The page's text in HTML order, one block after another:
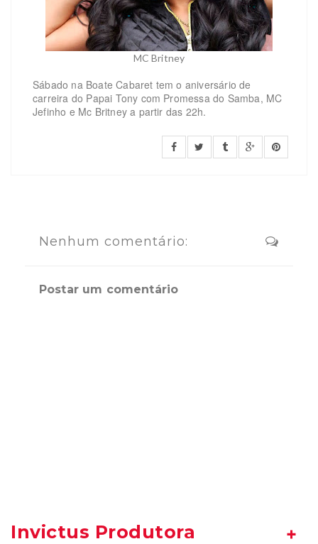
MC Britney
Sábado na Boate Cabaret tem o aniversário de
carreira do Papai Tony com Promessa do Samba, MC
Jefinho e Mc Britney a partir das 22h.
Nenhum comentário:
Postar um comentário
Invictus Produtora